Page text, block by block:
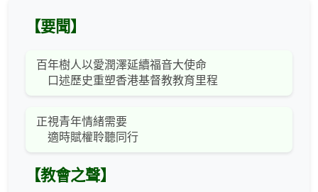
【要聞】
百年樹人以愛潤澤延續福音大使命
口述歷史重塑香港基督教教育里程
正視青年情緒需要
適時賦權聆聽同行
【教會之聲】